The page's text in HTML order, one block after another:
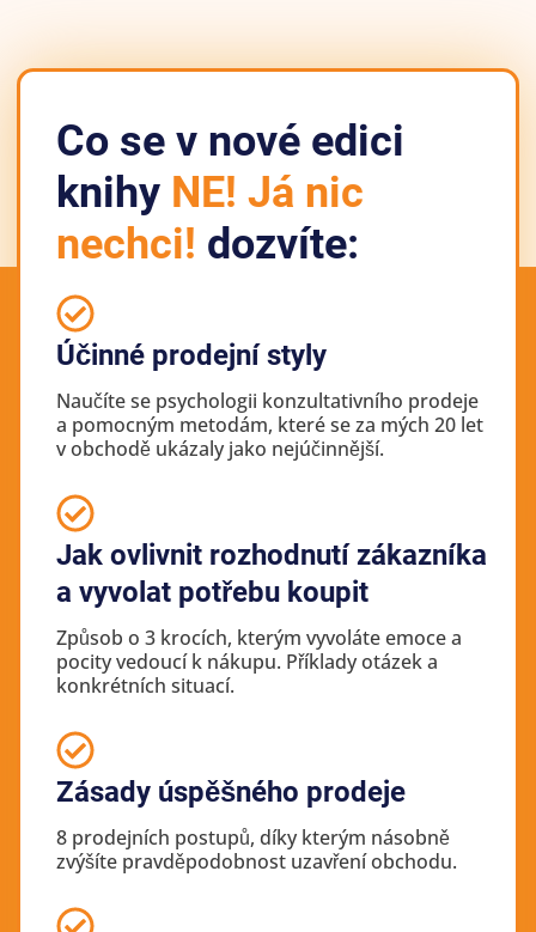
Co se v nové edici
knihy NE! Já nic
nechci! dozvíte:
Účinné prodejní styly
Naučíte se psychologii konzultativního prodeje
a pomocným metodám, které se za mých 20 let
v obchodě ukázaly jako nejúčinnější.
Jak ovlivnit rozhodnutí zákazníka
a vyvolat potřebu koupit
Způsob o 3 krocích, kterým vyvoláte emoce a
pocity vedoucí k nákupu. Příklady otázek a
konkrétních situací.
Zásady úspěšného prodeje
8 prodejních postupů, díky kterým násobně
zvýšíte pravděpodobnost uzavření obchodu.